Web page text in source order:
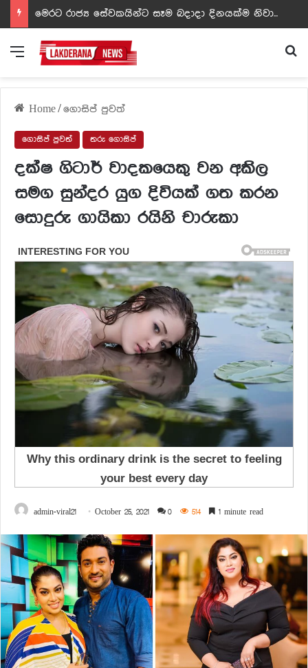
ඩඩ්ලිට දෙවෙනි නොවූ රත්න සහල් අධිපති..- PHOTOS
Menu
Home/ගොසිප් පුවත්
ගොසිප් පුවත් තරු ගොසිප්
දක්ෂ ගිටාර් වාදකයෙකු වන අකිල
සමග සුන්දර යුග දිවියක් ගත කරන
සොදුරු ගායිකා රයිනි චාරුකා
admin-viral21 October 25, 2021 0 514 1 minute read